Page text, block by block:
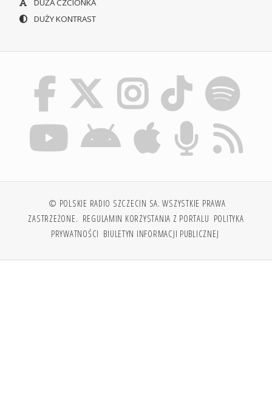
DUŻA CZCIONKA
DUŻY KONTRAST
© POLSKIE RADIO SZCZECIN SA. WSZYSTKIE PRAWA
ZASTRZEŻONE. REGULAMIN KORZYSTANIA Z PORTALU POLITYKA
PRYWATNOŚCI BIULETYN INFORMACJI PUBLICZNEJ